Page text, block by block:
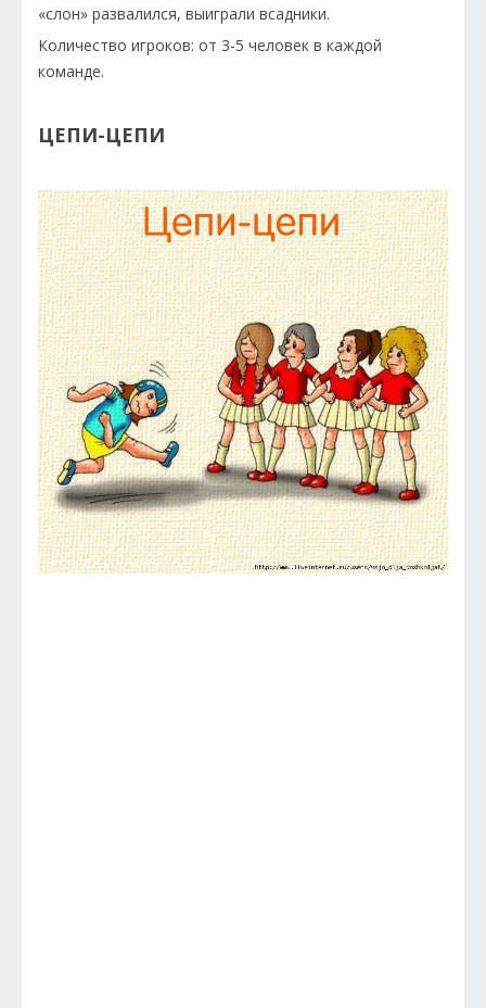
«слон» развалился, выиграли всадники.
Количество игроков: от 3-5 человек в каждой
команде.
ЦЕПИ-ЦЕПИ